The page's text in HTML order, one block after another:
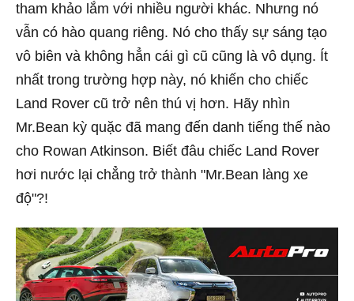
tham khảo lắm với nhiều người khác. Nhưng nó
vẫn có hào quang riêng. Nó cho thấy sự sáng tạo
vô biên và không hẳn cái gì cũ cũng là vô dụng. Ít
nhất trong trường hợp này, nó khiến cho chiếc
Land Rover cũ trở nên thú vị hơn. Hãy nhìn
Mr.Bean kỳ quặc đã mang đến danh tiếng thế nào
cho Rowan Atkinson. Biết đâu chiếc Land Rover
hơi nước lại chẳng trở thành "Mr.Bean làng xe
độ"?!